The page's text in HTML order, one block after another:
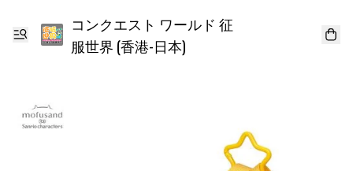
コンクエスト ワールド 征
服世界 (香港-日本)